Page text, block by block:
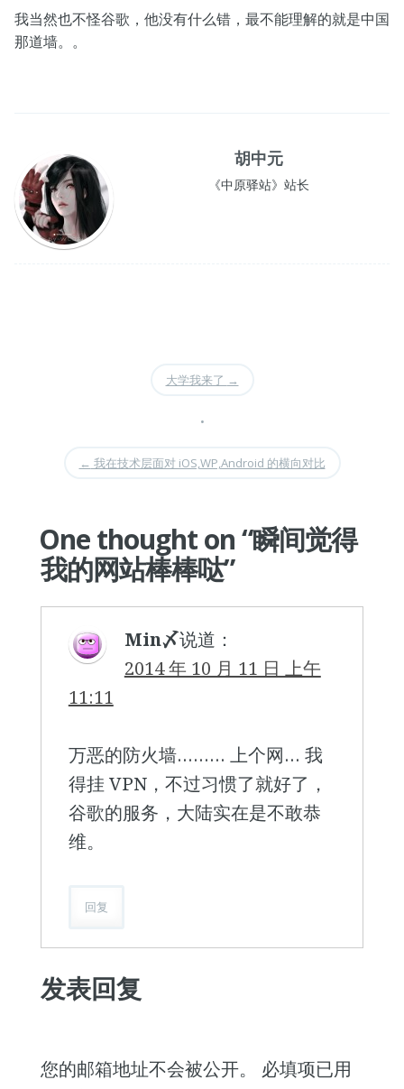
我当然也不怪谷歌，他没有什么错，最不能理解的就是中国
那道墙。。
胡中元
《中原驿站》站长
大学我来了 →
•
← 我在技术层面对 iOS,WP,Android 的横向对比
One thought on “瞬间觉得
我的网站棒棒哒”
Min〆说道：
2014 年 10 月 11 日 上午
11:11
万恶的防火墙……… 上个网… 我
得挂 VPN，不过习惯了就好了，
谷歌的服务，大陆实在是不敢恭
维。
回复
发表回复
您的邮箱地址不会被公开。
必填项已用